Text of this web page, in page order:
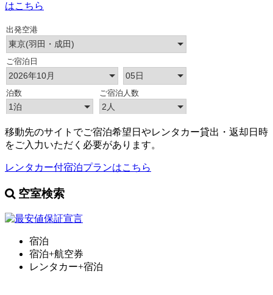
はこちら
移動先のサイトでご宿泊希望日やレンタカー貸出・返却日時
をご入力いただく必要があります。
レンタカー付宿泊プランはこちら
空室検索
宿泊
宿泊+航空券
レンタカー+宿泊